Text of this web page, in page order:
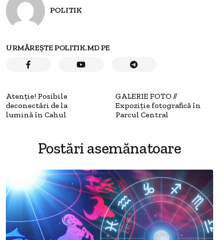
POLITIK
URMĂREȘTE POLITIK.MD PE
Atenție! Posibile
deconectări de la
lumină în Cahul
GALERIE FOTO //
Expoziție fotografică în
Parcul Central
Postări asemănatoare